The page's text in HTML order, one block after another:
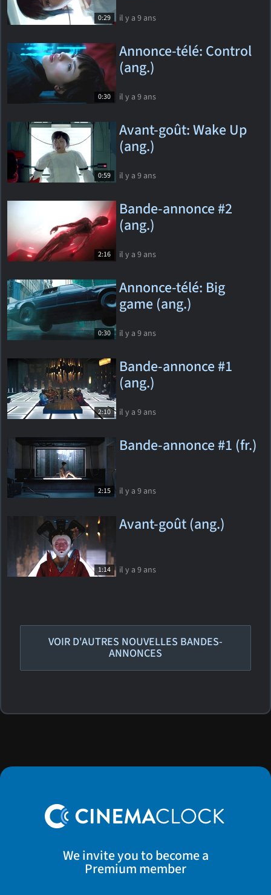
0:29 il y a 9 ans
0:30
Annonce-télé: Control
(ang.)
il y a 9 ans
0:59
Avant-goût: Wake Up
(ang.)
il y a 9 ans
2:16
Bande-annonce #2
(ang.)
il y a 9 ans
0:30
Annonce-télé: Big
game (ang.)
il y a 9 ans
2:10
Bande-annonce #1
(ang.)
il y a 9 ans
2:15
Bande-annonce #1 (fr.)
il y a 9 ans
1:14
Avant-goût (ang.)
il y a 9 ans
VOIR D'AUTRES NOUVELLES BANDES-
ANNONCES
We invite you to become a
Premium member